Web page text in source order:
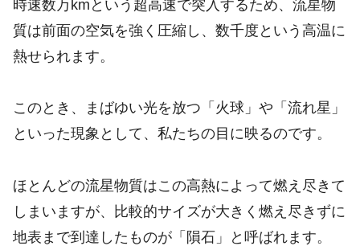
時速数万kmという超高速で突入するため、流星物
質は前面の空気を強く圧縮し、数千度という高温に
熱せられます。
このとき、まばゆい光を放つ「火球」や「流れ星」
といった現象として、私たちの目に映るのです。
ほとんどの流星物質はこの高熱によって燃え尽きて
しまいますが、比較的サイズが大きく燃え尽きずに
地表まで到達したものが「隕石」と呼ばれます。